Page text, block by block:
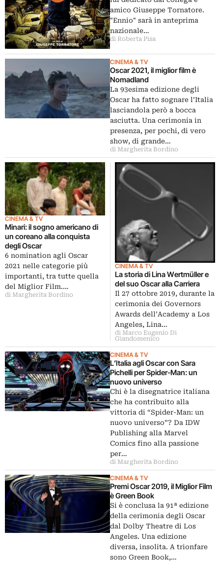
amico Giuseppe Tornatore.
"Ennio" sarà in anteprima
nazionale…
di Roberta Pisa
CINEMA & TV
Oscar 2021, il miglior film è
Nomadland
La 93esima edizione degli
Oscar ha fatto sognare l’Italia
lasciandola però a bocca
asciutta. Una cerimonia in
presenza, per pochi, di vero
show, di grande…
di Margherita Bordino
CINEMA & TV
Minari: il sogno americano di
un coreano alla conquista
degli Oscar
6 nomination agli Oscar
2021 nelle categorie più
importanti, tra tutte quella
del Miglior Film.…
di Margherita Bordino
CINEMA & TV
La storia di Lina Wertmüller e
del suo Oscar alla Carriera
Il 27 ottobre 2019, durante la
cerimonia dei Governors
Awards dell’Academy a Los
Angeles, Lina…
di Marco Eugenio Di
Giandomenico
CINEMA & TV
L’Italia agli Oscar con Sara
Pichelli per Spider-Man: un
nuovo universo
Chi è la disegnatrice italiana
che ha contribuito alla
vittoria di “Spider-Man: un
nuovo universo”? Da IDW
Publishing alla Marvel
Comics fino alla passione
per…
di Margherita Bordino
CINEMA & TV
Premi Oscar 2019, il Miglior Film
è Green Book
Si è conclusa la 91ª edizione
della cerimonia degli Oscar
dal Dolby Theatre di Los
Angeles. Una edizione
diversa, insolita. A trionfare
sono Green Book,…